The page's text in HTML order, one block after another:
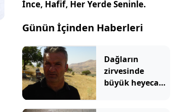
İnce, Hafif, Her Yerde Seninle.
Günün İçinden Haberleri
Dağların
zirvesinde
büyük heyecan